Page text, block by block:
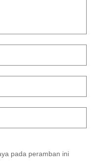
pada peramban ini